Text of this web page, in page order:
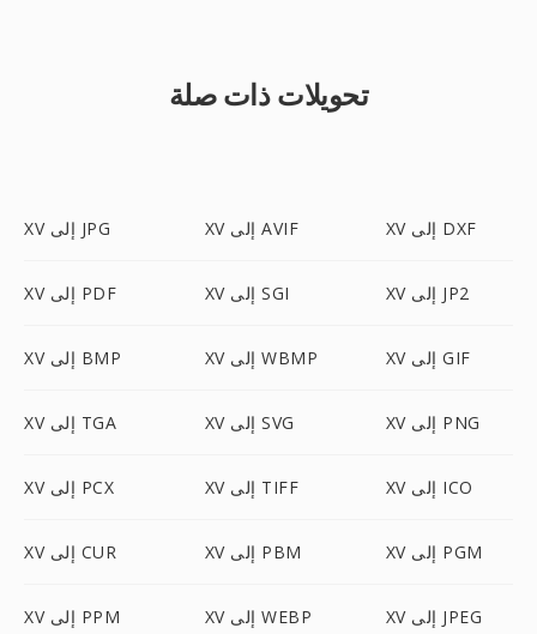
تحويلات ذات صلة
XV إلى JPG XV إلى AVIF XV إلى DXF
XV إلى PDF XV إلى SGI XV إلى JP2
XV إلى BMP XV إلى WBMP XV إلى GIF
XV إلى TGA XV إلى SVG XV إلى PNG
XV إلى PCX XV إلى TIFF XV إلى ICO
XV إلى CUR XV إلى PBM XV إلى PGM
XV إلى PPM XV إلى WEBP XV إلى JPEG